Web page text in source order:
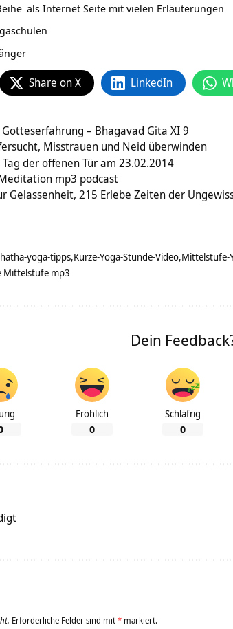
als Internet Seite mit vielen Erläuterungen
Share on X LinkedIn
– Bhagavad Gita XI 9
Misstrauen und Neid überwinden
der offenen Tür am 23.02.2014
mp3 podcast
Gelassenheit, 215 Erlebe Zeiten der
hatha-yoga-tipps Kurze-Yoga-Stunde-Video Mittelstufe-
Mittelstufe mp3
Dein
Fröhlich
0
Schläfrig
0
Erforderliche Felder sind mit* markiert.